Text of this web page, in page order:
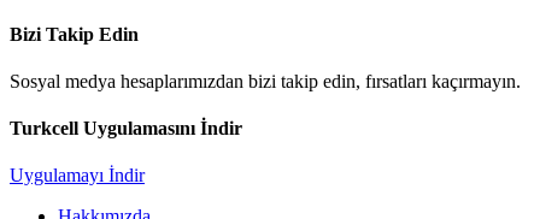
Bizi Takip Edin
Sosyal medya hesaplarımızdan bizi takip edin, fırsatları kaçırmayın.
Turkcell Uygulamasını İndir
Uygulamayı İndir